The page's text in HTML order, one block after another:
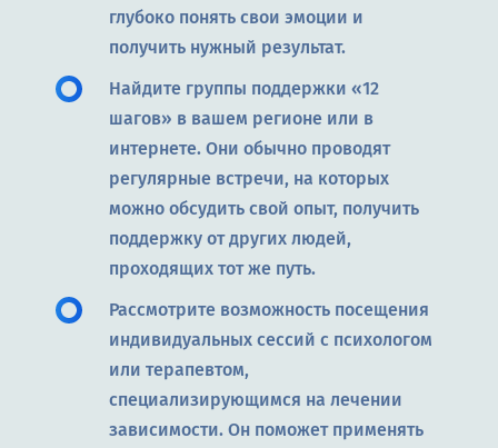
глубоко понять свои эмоции и
получить нужный результат.
Найдите группы поддержки «12
шагов» в вашем регионе или в
интернете. Они обычно проводят
регулярные встречи, на которых
можно обсудить свой опыт, получить
поддержку от других людей,
проходящих тот же путь.
Рассмотрите возможность посещения
индивидуальных сессий с психологом
или терапевтом,
специализирующимся на лечении
зависимости. Он поможет применять